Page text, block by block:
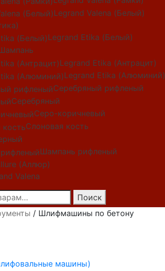
Legrand Valena (Белый)
Legrand Etika (Белый)
Legrand Etika (Антрацит)
Legrand Etika (Алюминий)
Серебряный рифленый
Серебряный
Серо-коричневый
Слоновая кость
Шампань рифленый
(Аллюр)
Valena
Поиск
/ Шлифмашины по бетону
машины)